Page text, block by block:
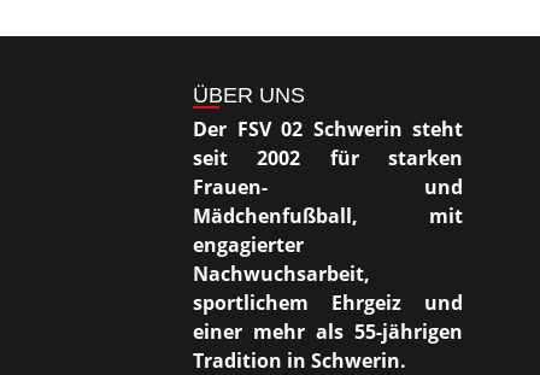
ÜBER UNS
Der FSV 02 Schwerin steht
seit 2002 für starken
Frauen- und
Mädchenfußball, mit
engagierter
Nachwuchsarbeit,
sportlichem Ehrgeiz und
einer mehr als 55-jährigen
Tradition in Schwerin.